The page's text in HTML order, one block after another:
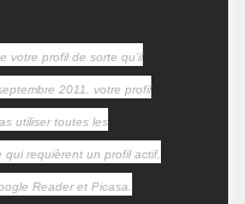
votre profil de sorte qu’il
2011, votre profil
utiliser toutes les
qui requièrent un profil actif,
Reader et Picasa.